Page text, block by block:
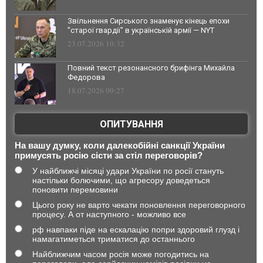
Звільнення Сирського знаменує кінець епохи
"старої гвардії" в українській армії — NYT
23.07.2026 10:32
Повний текст резонансного брифінга Михайла
Федорова
18.07.2026 09:27
ОПИТУВАННЯ
На вашу думку, коли далекобійні санкції України
примусять росію сісти за стіл переговорів?
У найближчі місяці удари України по росії стануть
настільки болючими, що агресору доведеться
поновити перемовини
Цього року не варто чекати поновлення переговорного
процесу. А от наступного - можливо все
рф навпаки піде на ескалацію попри здоровий глузд і
намагатиметься триматися до останнього
Найближчим часом росія може погодитись на